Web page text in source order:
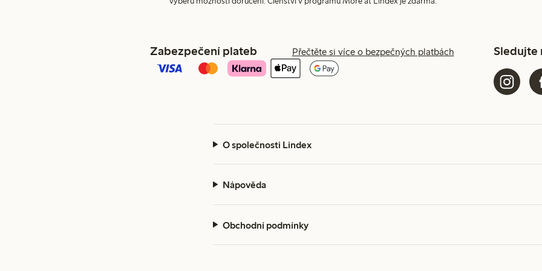
Zabezpečení plateb Přečtěte si více o bezpečných platbách Sledujte
O společnosti Lindex
Nápověda
Obchodní podmínky